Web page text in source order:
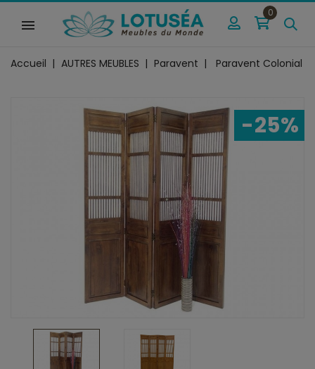
0
Accueil AUTRES MEUBLES Paravent Paravent Colonial
-25%